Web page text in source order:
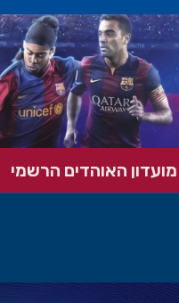
מועדון האוהדים הרשמי